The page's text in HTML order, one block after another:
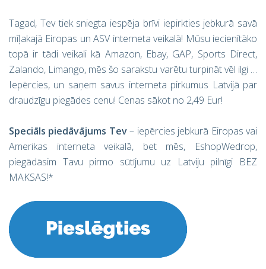
Tagad, Tev tiek sniegta iespēja brīvi iepirkties jebkurā savā
mīļakajā Eiropas un ASV interneta veikalā! Mūsu iecienītāko
topā ir tādi veikali kā Amazon, Ebay, GAP, Sports Direct,
Zalando, Limango, mēs šo sarakstu varētu turpināt vēl ilgi …
Iepērcies, un saņem savus interneta pirkumus Latvijā par
draudzīgu piegādes cenu! Cenas sākot no 2,49 Eur!
Speciāls piedāvājums Tev– iepērcies jebkurā Eiropas vai
Amerikas interneta veikalā, bet mēs, EshopWedrop,
piegādāsim Tavu pirmo sūtījumu uz Latviju pilnīgi BEZ
MAKSAS!*